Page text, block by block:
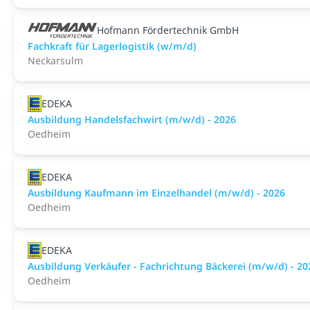
Hofmann Fördertechnik GmbH
Fachkraft für Lagerlogistik (w/m/d)
Neckarsulm
EDEKA
Ausbildung Handelsfachwirt (m/w/d) - 2026
Oedheim
EDEKA
Ausbildung Kaufmann im Einzelhandel (m/w/d) - 2026
Oedheim
EDEKA
Ausbildung Verkäufer - Fachrichtung Bäckerei (m/w/d) -
Oedheim